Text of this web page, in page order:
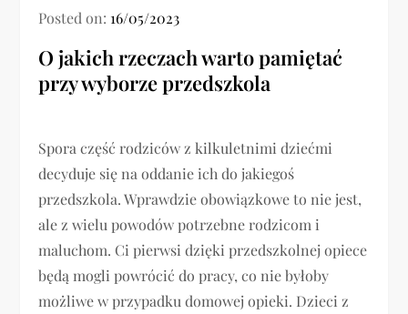
Posted on: 16/05/2023
O jakich rzeczach warto pamiętać
przy wyborze przedszkola
Spora część rodziców z kilkuletnimi dziećmi
decyduje się na oddanie ich do jakiegoś
przedszkola. Wprawdzie obowiązkowe to nie jest,
ale z wielu powodów potrzebne rodzicom i
maluchom. Ci pierwsi dzięki przedszkolnej opiece
będą mogli powrócić do pracy, co nie byłoby
możliwe w przypadku domowej opieki. Dzieci z